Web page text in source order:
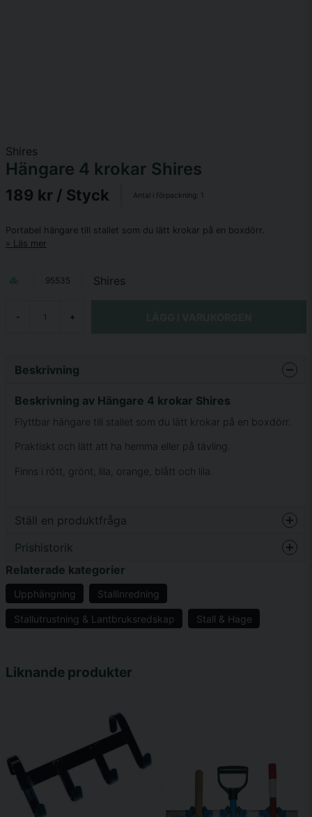
Shires
Hängare 4 krokar Shires
189 kr / Styck Antal i förpackning: 1
Portabel hängare till stallet som du lätt krokar på en boxdörr.
Läs mer
95535 Shires
- +
Beskrivning
Beskrivning av Hängare 4 krokar Shires
Flyttbar hängare till stallet som du lätt krokar på en boxdörr.
Praktiskt och lätt att ha hemma eller på tävling.
Finns i rött, grönt, lila, orange, blått och lila.
Ställ en produktfråga
question
name
Namn
email
Ja, ni får publicera min fråga
Prishistorik
Relaterade kategorier
Upphängning Stallinredning
Stallutrustning & Lantbruksredskap Stall & Hage
Liknande produkter